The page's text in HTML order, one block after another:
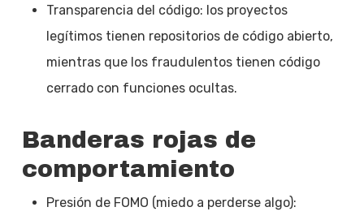
Transparencia del código: los proyectos
legítimos tienen repositorios de código abierto,
mientras que los fraudulentos tienen código
cerrado con funciones ocultas.
Banderas rojas de
comportamiento
Presión de FOMO (miedo a perderse algo):